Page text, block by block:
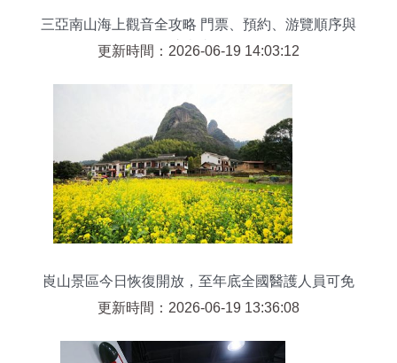
三亞南山海上觀音全攻略 門票、預約、游覽順序與
注意事項
更新時間：2026-06-19 14:03:12
崀山景區今日恢復開放，至年底全國醫護人員可免
票游覽
更新時間：2026-06-19 13:36:08